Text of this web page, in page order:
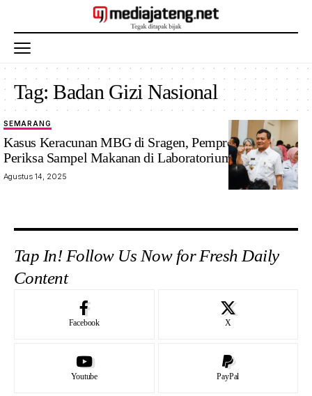
Tag:Badan Gizi Nasional
SEMARANG
Kasus Keracunan MBG di Sragen, Pemprov Jateng
Periksa Sampel Makanan di Laboratorium
Agustus 14, 2025
Tap In! Follow Us Now for Fresh Daily
Content
Facebook X
Youtube PayPal